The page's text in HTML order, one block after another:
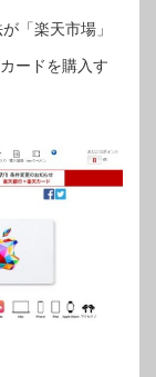
「楽天市場」
ードを購入す